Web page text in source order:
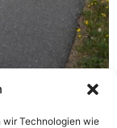
wir Technologien wie